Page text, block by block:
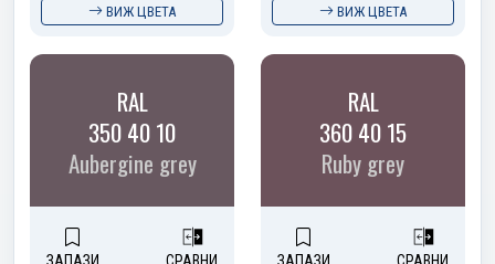
ВИЖ ЦВЕТА ВИЖ ЦВЕТА
RAL
350 40 10
Aubergine grey
RAL
360 40 15
Ruby grey